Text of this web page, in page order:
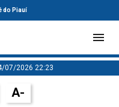
do Piauí
07/2026 22:23
A-